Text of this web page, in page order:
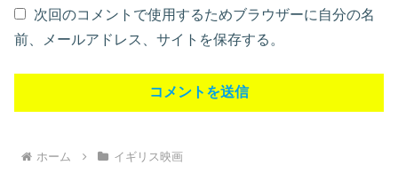
次回のコメントで使用するためブラウザーに自分の名
前、メールアドレス、サイトを保存する。
ホーム イギリス映画